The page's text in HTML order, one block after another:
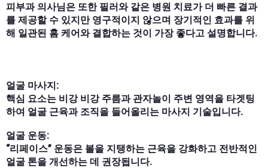
피부과 의사님은 또한 필러와 같은 병원 치료가 더 빠른 결과
를 제공할 수 있지만 영구적이지 않으며 장기적인 효과를 위
해 일관된 홈 케어와 결합하는 것이 가장 좋다고 설명합니다.
얼굴 마사지:
핵심 요소는 비강 비강 주름과 관자놀이 주변 영역을 타겟팅
하여 얼굴 근육과 조직을 들어올리는 마사지 기술입니다.
얼굴 운동:
“리페이스” 운동은 볼을 지탱하는 근육을 강화하고 전반적인
얼굴 톤을 개선하는 데 권장됩니다.